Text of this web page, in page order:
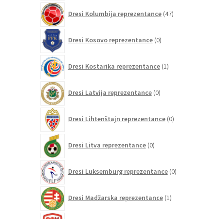
Dresi Kolumbija reprezentance 47izdelkov
Dresi Kosovo reprezentance 0izdelkov
Dresi Kostarika reprezentance 1izdelek
Dresi Latvija reprezentance 0izdelkov
Dresi Lihtenštajn reprezentance 0izdelkov
Dresi Litva reprezentance 0izdelkov
Dresi Luksemburg reprezentance 0izdelkov
Dresi Madžarska reprezentance 1izdelek